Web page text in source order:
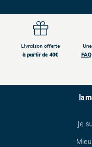
Livraison offerte
à partir de 40€
FAQ
la
Je